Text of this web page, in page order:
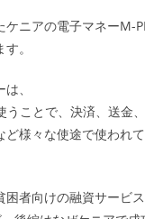
ニアの電子マネーM-
。
、
ことで、決済、送金、
ど様々な使途で使われ
困者向けの融資サービ